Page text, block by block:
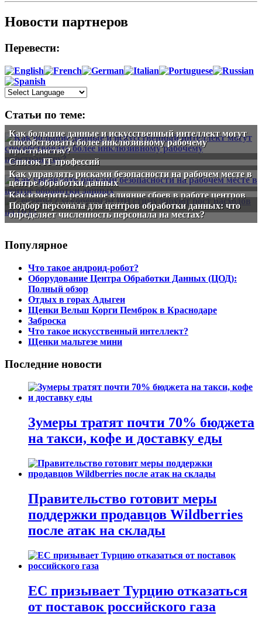
Новости партнеров
Перевести:
Статьи по теме:
Как большие данные и искусственный интеллект могут
способствовать более инклюзивному рабочему
пространству?
Список IT профессий
Как управлять рисками безопасности на рабочем месте в
центре обработки данных
Как измерить реальное влияние сбоев в работе центров
обработки данных на бизнес
Подбор персонала для центров обработки данных: что
определяет численность персонала на местах?
Популярное
Что такое андроид-робот?
Оборудование Центра Обработки Данных (ЦОД):
Полный обзор
Отдых в горах Адыгеи
Щенки Вельш Корги Пемброк в Краснодаре
Заброска
Что такое искусственный интеллект?
Щенки мальтезе мини
Последние новости
Зумеры тратят почти 70% бюджета
на такси, кофе и доставку еды
Правительство готовит меры
поддержки продавцов Wildberries
после атак на склады
ЕС призывает Турцию отказаться
от поставок российского газа